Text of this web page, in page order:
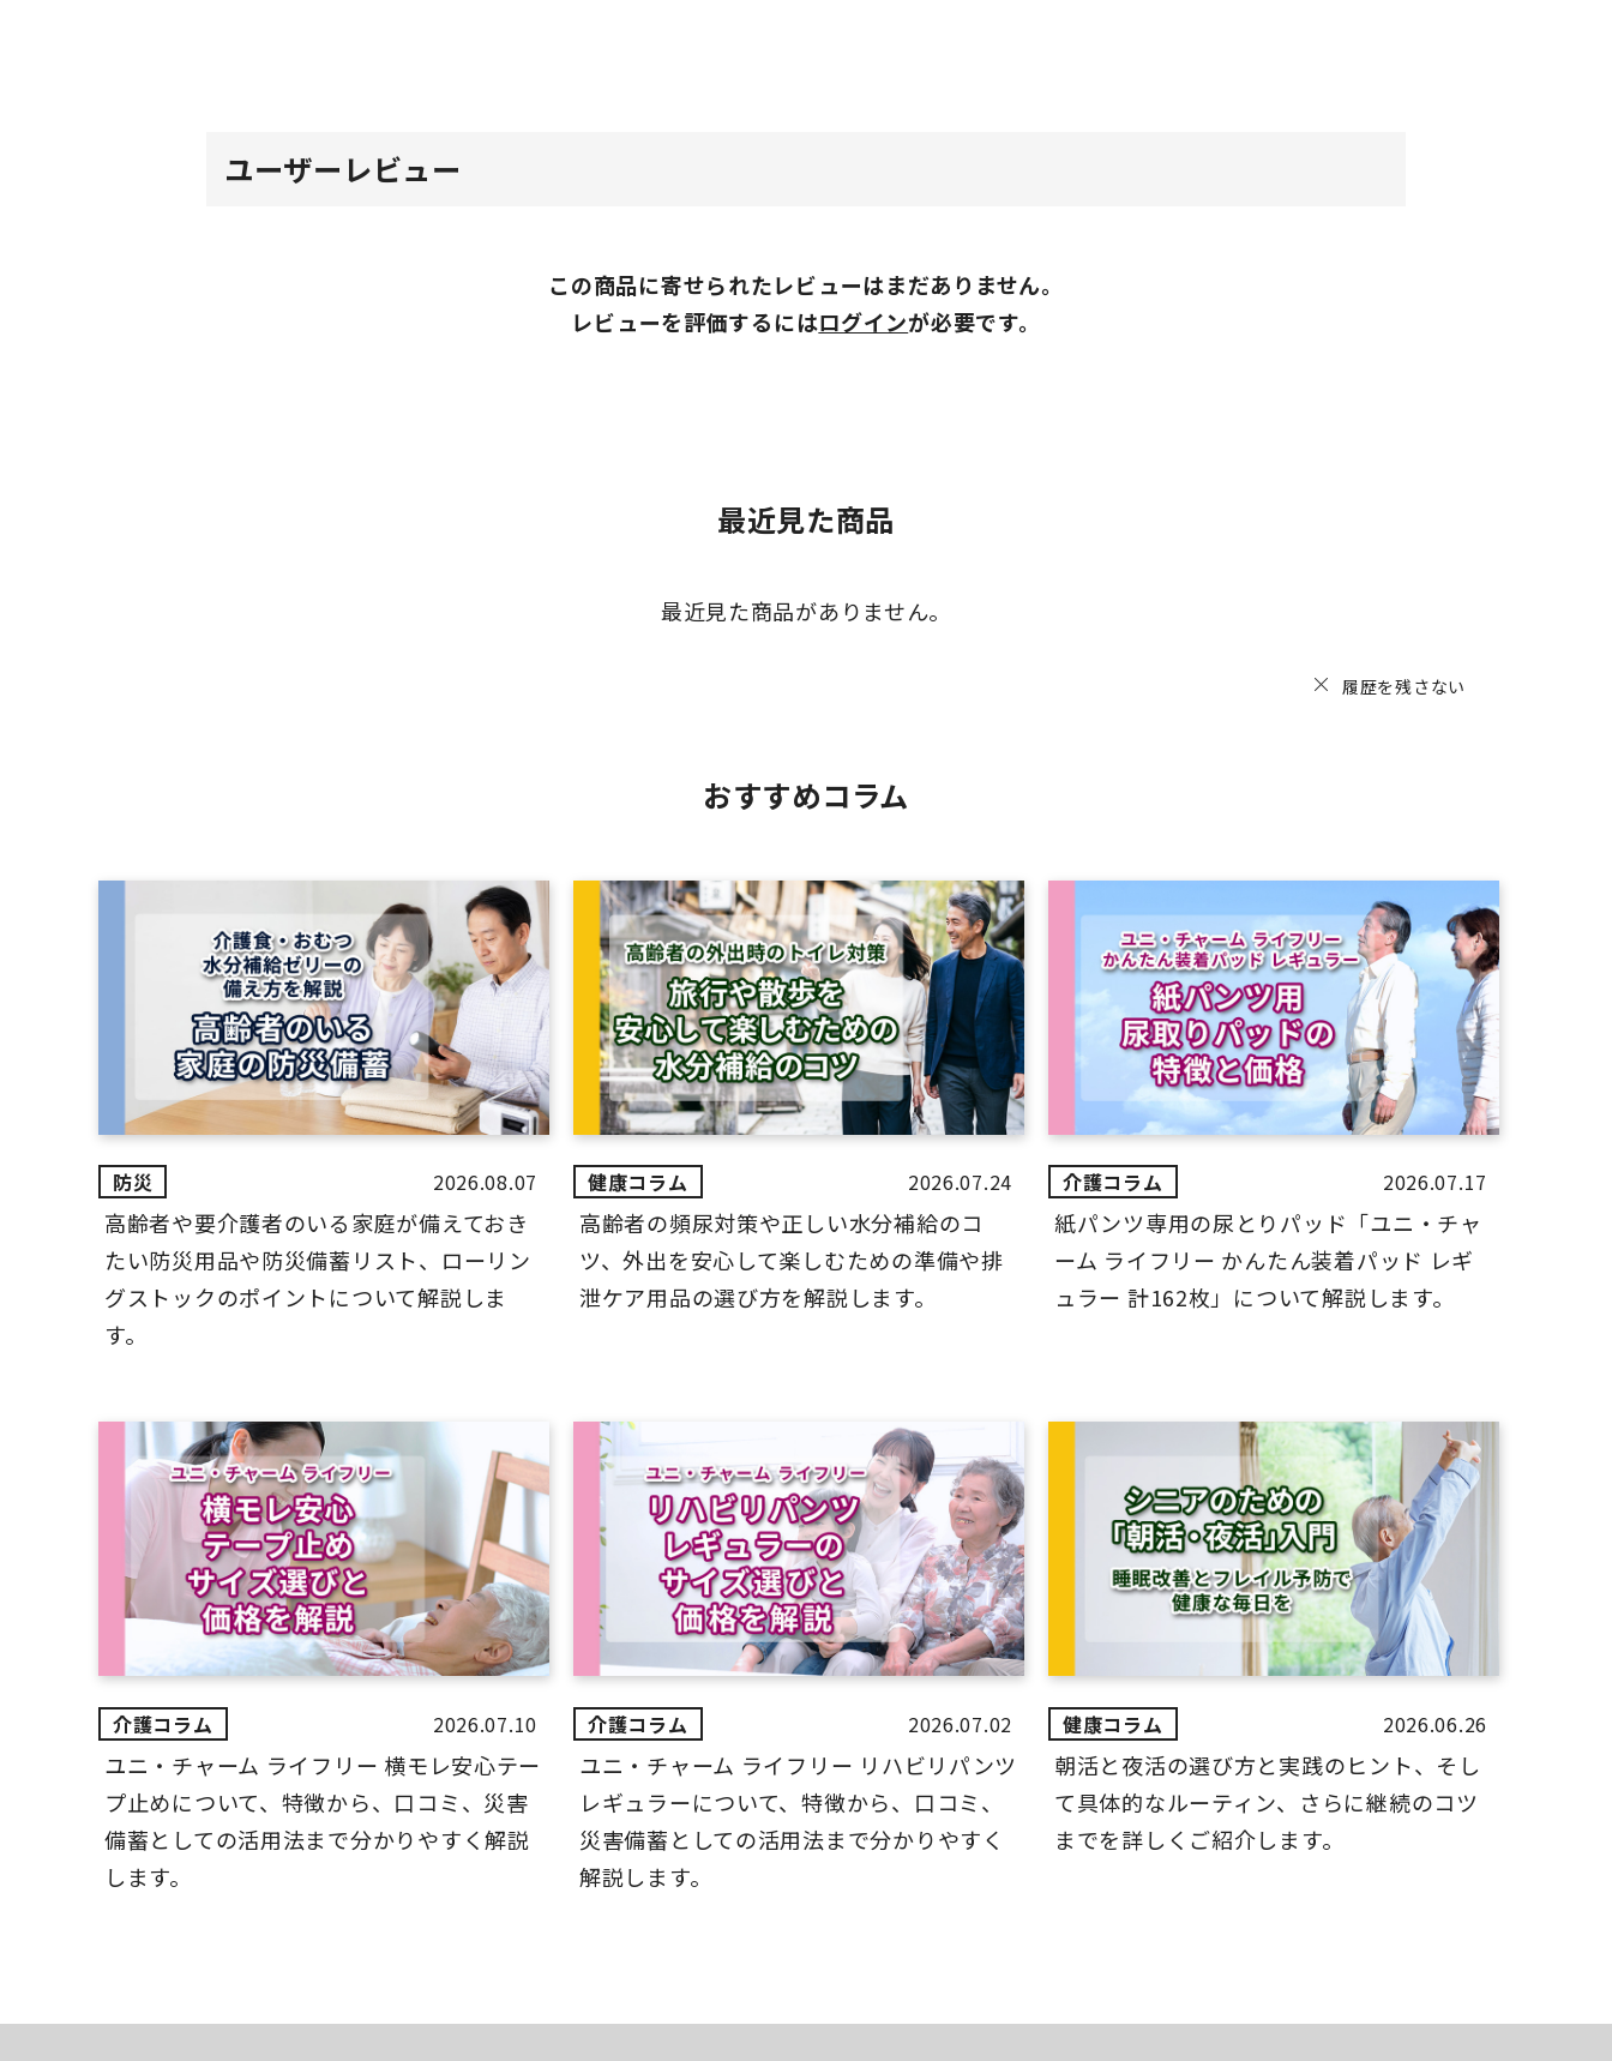
ユーザーレビュー
この商品に寄せられたレビューはまだありません。
レビューを評価するにはログインが必要です。
最近見た商品
最近見た商品がありません。
履歴を残さない
おすすめコラム
2026.08.07
高齢者や要介護者のいる家庭が備えておき
たい防災用品や防災備蓄リスト、ローリン
グストックのポイントについて解説しま
す。
2026.07.24
高齢者の頻尿対策や正しい水分補給のコ
ツ、外出を安心して楽しむための準備や排
泄ケア用品の選び方を解説します。
2026.07.17
紙パンツ専用の尿とりパッド「ユニ・チャ
ーム ライフリー かんたん装着パッド レギ
ュラー 計162枚」について解説します。
2026.07.10
ユニ・チャーム ライフリー 横モレ安心テー
プ止めについて、特徴から、口コミ、災害
備蓄としての活用法まで分かりやすく解説
します。
2026.07.02
ユニ・チャーム ライフリー リハビリパンツ
レギュラーについて、特徴から、口コミ、
災害備蓄としての活用法まで分かりやすく
解説します。
2026.06.26
朝活と夜活の選び方と実践のヒント、そし
て具体的なルーティン、さらに継続のコツ
までを詳しくご紹介します。